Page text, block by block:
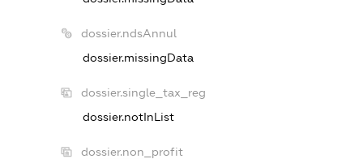
dossier.ndsAnnul
dossier.missingData
dossier.single_tax_reg
dossier.notInList
dossier.non_profit